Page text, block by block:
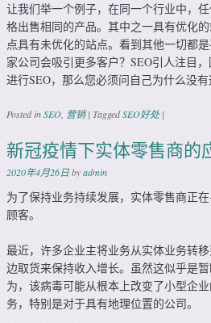
让我们举一个例子，在同一个行业中，
格出售相同的产品。其中之一具有优化
点具有未优化的站点。看到其他一切都
家公司会吸引更多客户？SEO引人注目
进行SEO，那么您必须问自己为什么没有
Posted inSEO 营销 | TaggedSEO好处 |
新冠疫情下实体零售商的
2020年4月26日byadmin
为了保持业务持续发展，实体零售商正
顾客。
最近，许多企业主将业务从实体业务转
边取货来保持收入增长。虽然这似乎是
为，该病毒可能从根本上改变了小型企
务，特别是对于具有地理位置的公司。